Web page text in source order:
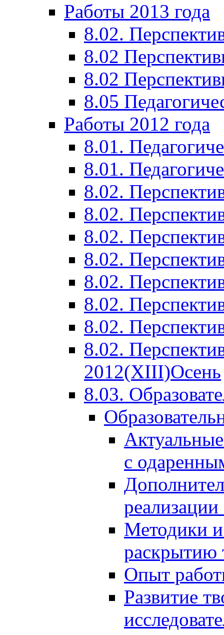
Работы 2013 года
8.02.
8.02
8.02
8.05
Работы 2012 года
8.01.
8.01.
8.02.
8.02.
8.02.
8.02.
8.02.
8.02.
8.02.
8.02.
2012(XIII)Осень
8.03.
с
Методики
раскрытию
Опыт
Развитие